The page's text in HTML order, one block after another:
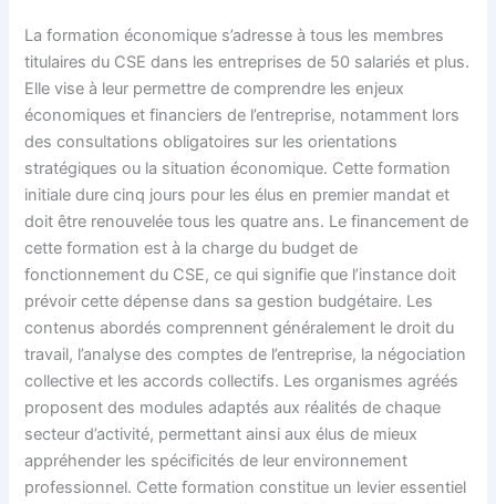
La formation économique s’adresse à tous les membres
titulaires du CSE dans les entreprises de 50 salariés et plus.
Elle vise à leur permettre de comprendre les enjeux
économiques et financiers de l’entreprise, notamment lors
des consultations obligatoires sur les orientations
stratégiques ou la situation économique. Cette formation
initiale dure cinq jours pour les élus en premier mandat et
doit être renouvelée tous les quatre ans. Le financement de
cette formation est à la charge du budget de
fonctionnement du CSE, ce qui signifie que l’instance doit
prévoir cette dépense dans sa gestion budgétaire. Les
contenus abordés comprennent généralement le droit du
travail, l’analyse des comptes de l’entreprise, la négociation
collective et les accords collectifs. Les organismes agréés
proposent des modules adaptés aux réalités de chaque
secteur d’activité, permettant ainsi aux élus de mieux
appréhender les spécificités de leur environnement
professionnel. Cette formation constitue un levier essentiel